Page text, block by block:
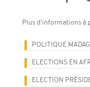
Plus d'informations à
POLITIQUE
ELECTIONS EN
ELECTION